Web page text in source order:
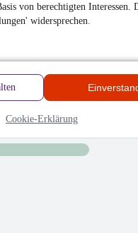
von berechtigten Interessen.
widersprechen.
Cookie-Erklärung